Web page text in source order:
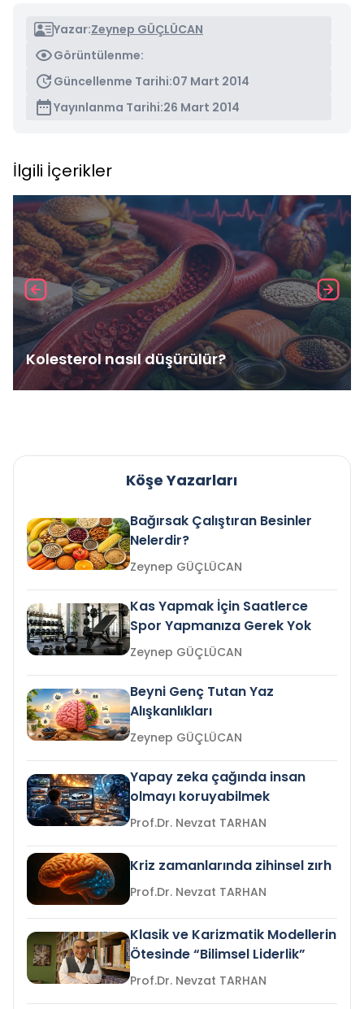
Yazar:Zeynep GÜÇLÜCAN
Görüntülenme:
Güncellenme Tarihi:07 Mart 2014
Yayınlanma Tarihi:26 Mart 2014
İlgili İçerikler
Kolesterol nasıl düşürülür?
Köşe Yazarları
Bağırsak Çalıştıran Besinler
Nelerdir?
Zeynep GÜÇLÜCAN
Kas Yapmak İçin Saatlerce
Spor Yapmanıza Gerek Yok
Zeynep GÜÇLÜCAN
Beyni Genç Tutan Yaz
Alışkanlıkları
Zeynep GÜÇLÜCAN
Yapay zeka çağında insan
olmayı koruyabilmek
Prof.Dr. Nevzat TARHAN
Kriz zamanlarında zihinsel zırh
Prof.Dr. Nevzat TARHAN
Klasik ve Karizmatik Modellerin
Ötesinde “Bilimsel Liderlik”
Prof.Dr. Nevzat TARHAN